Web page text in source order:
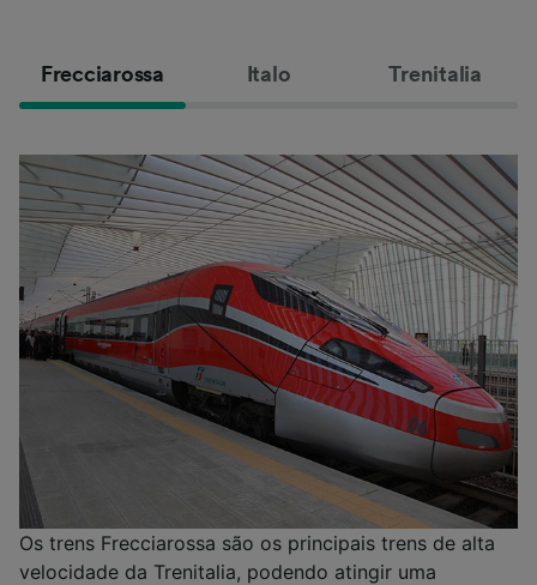
Frecciarossa Italo Trenitalia
Os trens Frecciarossa são os principais trens de alta
velocidade da Trenitalia, podendo atingir uma